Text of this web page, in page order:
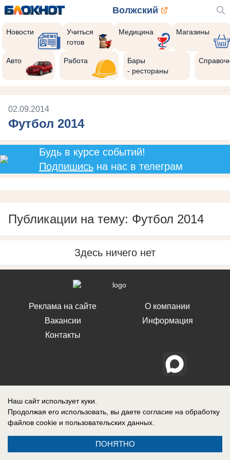
Волжский
Новости
Учиться
готов
Медицина Магазины
Авто Работа
Бары
- рестораны
02.09.2014
Футбол 2014
Будь в курсе событий!
Подпишисьна нас в телеграм
Публикации на тему: Футбол 2014
Здесь ничего нет
Реклама на сайте
Вакансии
Контакты
О компании
Информация
Федеральной службой по надзору в сфере связи, информационных
технологий и массовых коммуникаций (Роскомнадзор) 19 июля 2019 г.
Наш сайт использует куки.
Продолжая его использовать, вы даете согласие на обработку
файлов cookie и пользовательских данных.
ПОНЯТНО